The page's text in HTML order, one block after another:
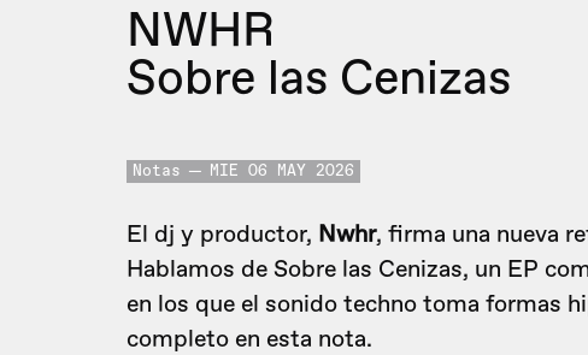
NWHR
Sobre las Cenizas
Notas MIE 06 MAY 2026
El dj y productor, Nwhr, firma una nueva
Hablamos de Sobre las Cenizas, un EP
en los que el sonido techno toma formas
completo en esta nota.